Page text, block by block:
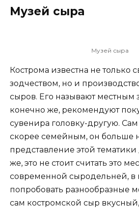
Музей сыра
Музей сыра
Кострома известна не только
зодчеством, но и
сыров. Его называют местным
конечно же, рекомендуют
сувенира головку-другую.
скорее семейным, он больше
представление этой
же, это не стоит считать это
современной сыродельней, в
попробовать разнообразные
сам костромской сыр